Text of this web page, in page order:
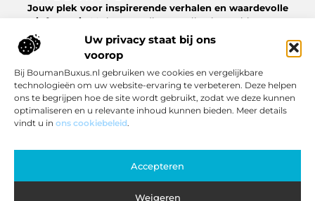
Uw privacy staat bij ons
voorop
Bij BoumanBuxus.nl gebruiken we cookies en vergelijkbare
technologieën om uw website-ervaring te verbeteren. Deze helpen
ons te begrijpen hoe de site wordt gebruikt, zodat we deze kunnen
optimaliseren en u relevante inhoud kunnen bieden. Meer details
vindt u in ons cookiebeleid.
Accepteren
Weigeren
Jouw plek voor inspirerende verhalen en waardevolle
informatie.
Verken een diverse collectie van blogs en
artikelen over het dagelijks leven, van nuttige tips tot
interessante inzichten, allemaal te vinden op
Bericht categorie
Onze informatie